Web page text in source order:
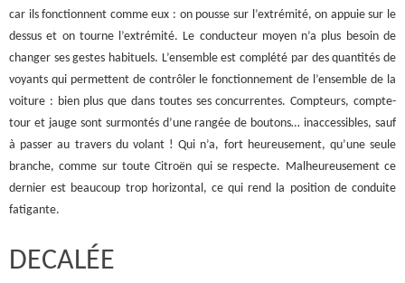
car ils fonctionnent comme eux : on pousse sur l’extrémité, on appuie sur le
dessus et on tourne l’extrémité. Le conducteur moyen n’a plus besoin de
changer ses gestes habituels. L’ensemble est complété par des quantités de
voyants qui permettent de contrôler le fonctionnement de l’ensemble de la
voiture : bien plus que dans toutes ses concurrentes. Compteurs, compte-
tour et jauge sont surmontés d’une rangée de boutons… inaccessibles, sauf
à passer au travers du volant ! Qui n’a, fort heureusement, qu’une seule
branche, comme sur toute Citroën qui se respecte. Malheureusement ce
dernier est beaucoup trop horizontal, ce qui rend la position de conduite
fatigante.
DECALÉE